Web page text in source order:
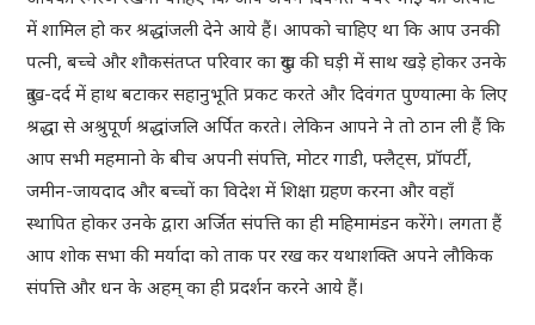
में शामिल हो कर श्रद्धांजली देने आये हैं। आपको चाहिए था कि आप उनकी
पत्नी, बच्चे और शौकसंतप्त परिवार का दुख की घड़ी में साथ खड़े होकर उनके
दुःख-दर्द में हाथ बटाकर सहानुभूति प्रकट करते और दिवंगत पुण्यात्मा के लिए
श्रद्धा से अश्रुपूर्ण श्रद्धांजलि अर्पित करते। लेकिन आपने ने तो ठान ली हैं कि
आप सभी महमानो के बीच अपनी संपत्ति, मोटर गाडी, फ्लैट्स, प्रॉपर्टी,
जमीन-जायदाद और बच्चों का विदेश में शिक्षा ग्रहण करना और वहाँ
स्थापित होकर उनके द्वारा अर्जित संपत्ति का ही महिमामंडन करेंगे। लगता हैं
आप शोक सभा की मर्यादा को ताक पर रख कर यथाशक्ति अपने लौकिक
संपत्ति और धन के अहम् का ही प्रदर्शन करने आये हैं।